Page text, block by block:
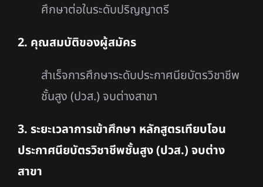
ศึกษาต่อในระดับปริญญาตรี
2. คุณสมบัติของผู้สมัคร
สำเร็จการศึกษาระดับประกาศนียบัตรวิชาชีพ
ชั้นสูง (ปวส.) จบต่างสาขา
3. ระยะเวลาการเข้าศึกษา หลักสูตรเทียบโอน
ประกาศนียบัตรวิชาชีพชั้นสูง (ปวส.) จบต่าง
สาขา